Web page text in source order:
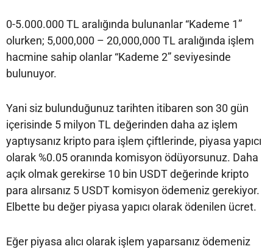
0-5.000.000 TL aralığında bulunanlar “Kademe 1”
olurken; 5,000,000 – 20,000,000 TL aralığında işlem
hacmine sahip olanlar “Kademe 2” seviyesinde
bulunuyor.
Yani siz bulunduğunuz tarihten itibaren son 30 gün
içerisinde 5 milyon TL değerinden daha az işlem
yaptıysanız kripto para işlem çiftlerinde, piyasa yapıcı
olarak %0.05 oranında komisyon ödüyorsunuz. Daha
açık olmak gerekirse 10 bin USDT değerinde kripto
para alırsanız 5 USDT komisyon ödemeniz gerekiyor.
Elbette bu değer piyasa yapıcı olarak ödenilen ücret.
Eğer piyasa alıcı olarak işlem yaparsanız ödemeniz